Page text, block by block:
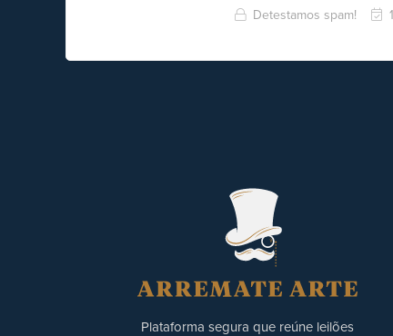
Detestamos spam!
Plataforma segura que reúne leilões